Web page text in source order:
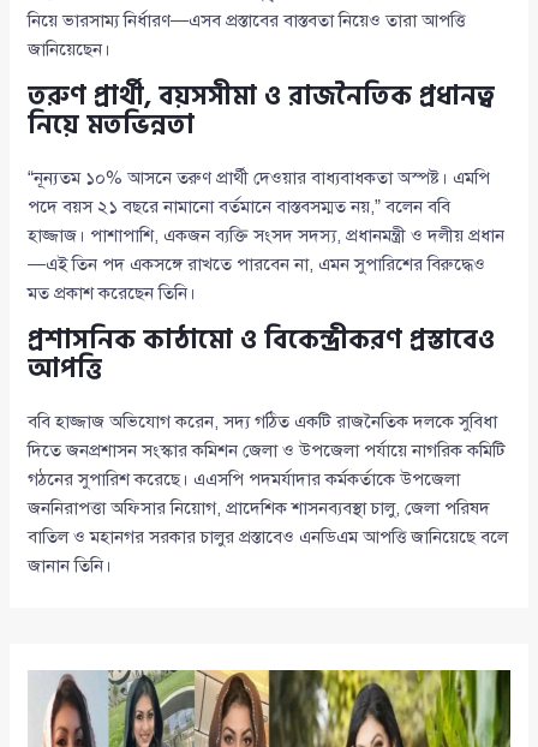
নিয়ে ভারসাম্য নির্ধারণ—এসব প্রস্তাবের বাস্তবতা নিয়েও তারা আপত্তি
জানিয়েছেন।
তরুণ প্রার্থী, বয়সসীমা ও রাজনৈতিক প্রধানত্ব
নিয়ে মতভিন্নতা
“নূন্যতম ১০% আসনে তরুণ প্রার্থী দেওয়ার বাধ্যবাধকতা অস্পষ্ট। এমপি
পদে বয়স ২১ বছরে নামানো বর্তমানে বাস্তবসম্মত নয়,” বলেন ববি
হাজ্জাজ। পাশাপাশি, একজন ব্যক্তি সংসদ সদস্য, প্রধানমন্ত্রী ও দলীয় প্রধান
—এই তিন পদ একসঙ্গে রাখতে পারবেন না, এমন সুপারিশের বিরুদ্ধেও
মত প্রকাশ করেছেন তিনি।
প্রশাসনিক কাঠামো ও বিকেন্দ্রীকরণ প্রস্তাবেও
আপত্তি
ববি হাজ্জাজ অভিযোগ করেন, সদ্য গঠিত একটি রাজনৈতিক দলকে সুবিধা
দিতে জনপ্রশাসন সংস্কার কমিশন জেলা ও উপজেলা পর্যায়ে নাগরিক কমিটি
গঠনের সুপারিশ করেছে। এএসপি পদমর্যাদার কর্মকর্তাকে উপজেলা
জননিরাপত্তা অফিসার নিয়োগ, প্রাদেশিক শাসনব্যবস্থা চালু, জেলা পরিষদ
বাতিল ও মহানগর সরকার চালুর প্রস্তাবেও এনডিএম আপত্তি জানিয়েছে বলে
জানান তিনি।